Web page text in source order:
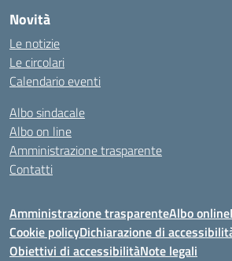
Novità
Le notizie
Le circolari
Calendario eventi
Albo sindacale
Albo on line
Amministrazione trasparente
Contatti
Amministrazione trasparenteAlbo online
Cookie policyDichiarazione di
Obiettivi di accessibilitàNote legali